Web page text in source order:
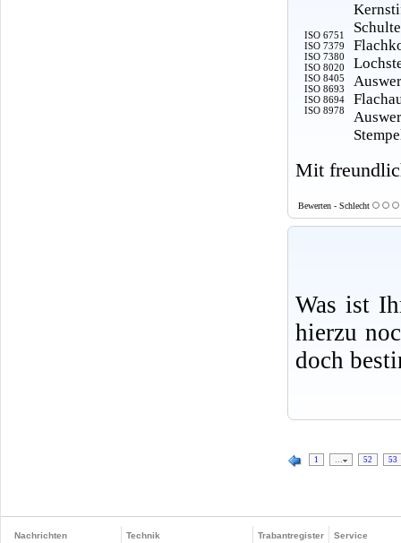
ISO 6751
ISO 7379
ISO 7380
ISO 8020
ISO 8405
ISO 8693
ISO 8694
ISO 8978
Mit
Bewerten - Schlecht
Was ist
hierzu
doch
1 … 52 53
Nachrichten
Technik
Trabantregister
Service